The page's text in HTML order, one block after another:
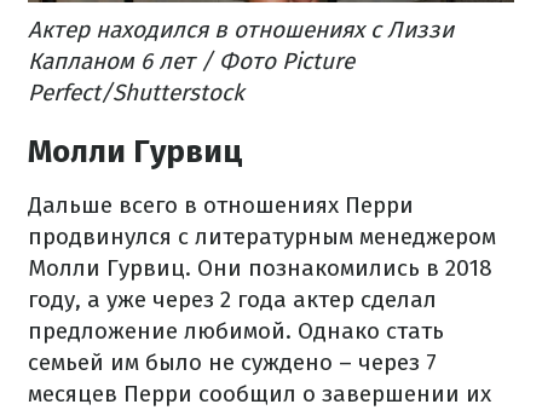
Актер находился в отношениях с Лиззи
Капланом 6 лет / Фото Picture
Perfect/Shutterstock
Молли Гурвиц
Дальше всего в отношениях Перри
продвинулся с литературным менеджером
Молли Гурвиц. Они познакомились в 2018
году, а уже через 2 года актер сделал
предложение любимой. Однако стать
семьей им было не суждено – через 7
месяцев Перри сообщил о завершении их